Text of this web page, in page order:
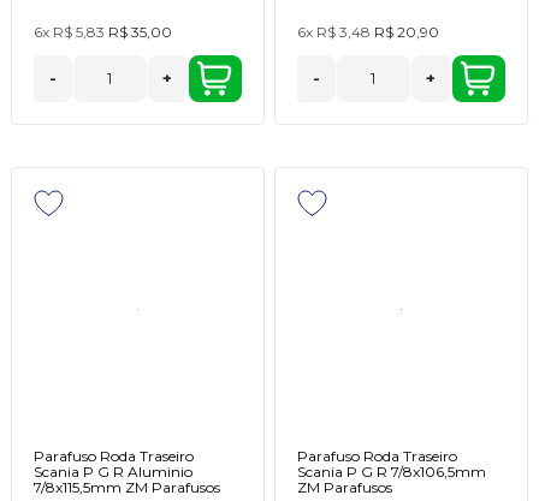
6x R$ 5,83 R$ 35,00
- +
6x R$ 3,48 R$ 20,90
- +
Parafuso Roda Traseiro
Scania P G R Aluminio
7/8x115,5mm ZM Parafusos
Parafuso Roda Traseiro
Scania P G R 7/8x106,5mm
ZM Parafusos